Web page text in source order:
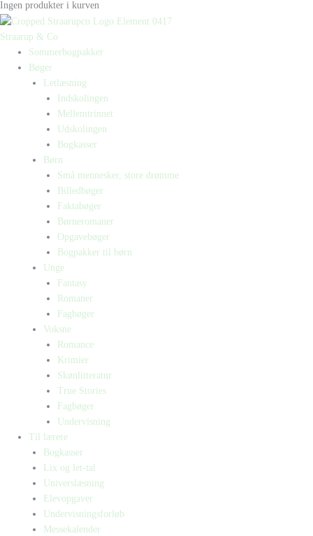
Ingen produkter i kurven
Straarup & Co
Sommerbogpakker
Bøger
Letlæsning
Indskolingen
Mellemtrinnet
Udskolingen
Bogkasser
Børn
Små mennesker, store drømme
Billedbøger
Faktabøger
Børneromaner
Opgavebøger
Bogpakker til børn
Unge
Fantasy
Romaner
Fagbøger
Voksne
Romance
Krimier
Skønlitteratur
True Stories
Fagbøger
Undervisning
Til lærere
Bogkasser
Lix og let-tal
Universlæsning
Elevopgaver
Undervisningsforløb
Messekalender